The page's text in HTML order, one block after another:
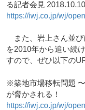
る記者会見 2018.10.10
https://iwj.co.jp/wj/
また、岩上さん並び
を2010年から追い続
すので、ぜひ以下の
※築地市場移転問題
が脅かされる！
https://iwj.co.jp/wj/